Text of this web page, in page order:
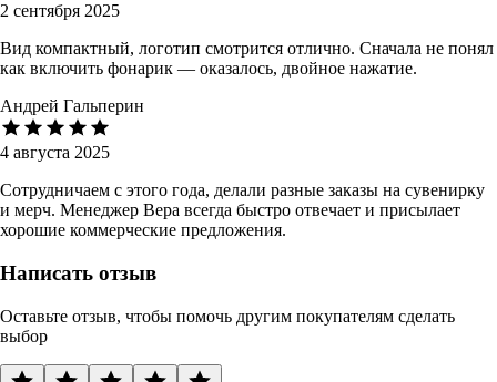
2 сентября 2025
Вид компактный, логотип смотрится отлично. Сначала не понял
как включить фонарик — оказалось, двойное нажатие.
Андрей Гальперин
4 августа 2025
Сотрудничаем с этого года, делали разные заказы на сувенирку
и мерч. Менеджер Вера всегда быстро отвечает и присылает
хорошие коммерческие предложения.
Написать отзыв
Оставьте отзыв, чтобы помочь другим покупателям сделать
выбор